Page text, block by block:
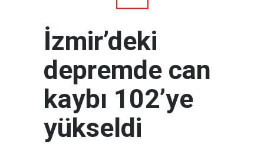
İzmir’deki
depremde can
kaybı 102’ye
yükseldi